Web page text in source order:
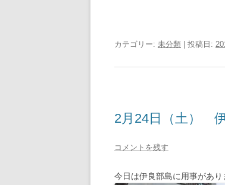
カテゴリー: 未分類 | 投稿日:
2月24日（土）
コメントを残す
今日は伊良部島に用事があり